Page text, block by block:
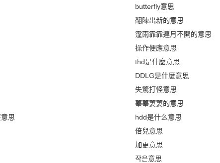
思
butterfly意思
翻陳出新的意思
霪雨霏霏連月不開的意思
操作便應意思
thd是什麼意思
DDLG是什麼意思
失驚打怪意思
菶菶萋萋的意思
hdd是什么意思
倍兒意思
加更意思
작은意思